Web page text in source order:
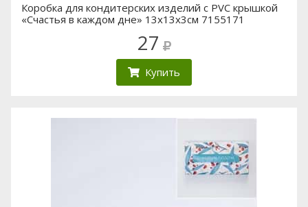
Коробка для кондитерских изделий с PVC крышкой
«Счастья в каждом дне» 13х13х3см 7155171
27
Купить